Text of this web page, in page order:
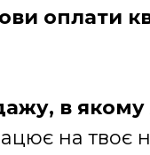
оплати
в
на твоє